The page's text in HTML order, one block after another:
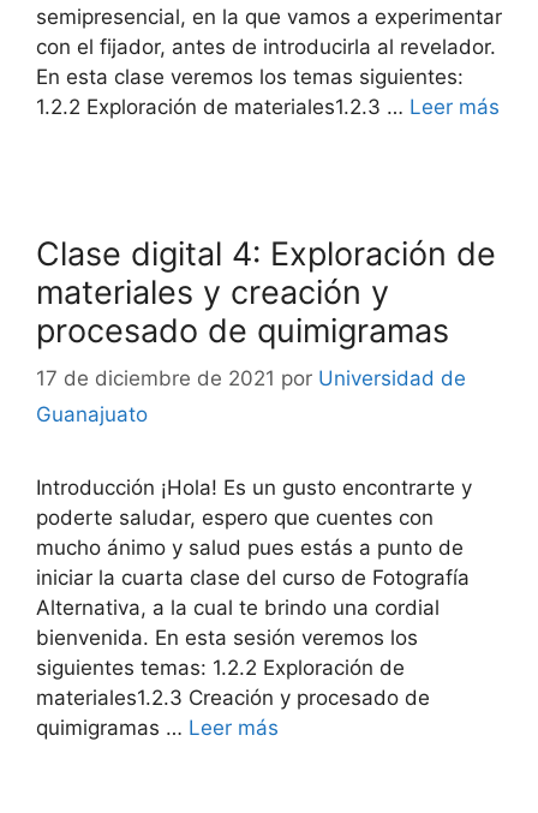
semipresencial, en la que vamos a experimentar
con el fijador, antes de introducirla al revelador.
En esta clase veremos los temas siguientes:
1.2.2 Exploración de materiales1.2.3 … Leer más
Clase digital 4: Exploración de
materiales y creación y
procesado de quimigramas
17 de diciembre de 2021 por Universidad de
Guanajuato
Introducción ¡Hola! Es un gusto encontrarte y
poderte saludar, espero que cuentes con
mucho ánimo y salud pues estás a punto de
iniciar la cuarta clase del curso de Fotografía
Alternativa, a la cual te brindo una cordial
bienvenida. En esta sesión veremos los
siguientes temas: 1.2.2 Exploración de
materiales1.2.3 Creación y procesado de
quimigramas … Leer más